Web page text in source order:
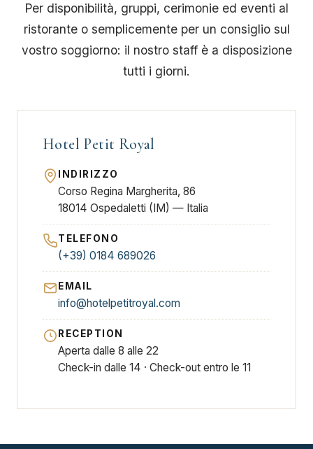
Per disponibilità, gruppi, cerimonie ed eventi al
ristorante o semplicemente per un consiglio sul
vostro soggiorno: il nostro staff è a disposizione
tutti i giorni.
Hotel Petit Royal
INDIRIZZO
Corso Regina Margherita, 86
18014 Ospedaletti (IM) — Italia
TELEFONO
(+39) 0184 689026
EMAIL
info@hotelpetitroyal.com
RECEPTION
Aperta dalle 8 alle 22
Check-in dalle 14 · Check-out entro le 11